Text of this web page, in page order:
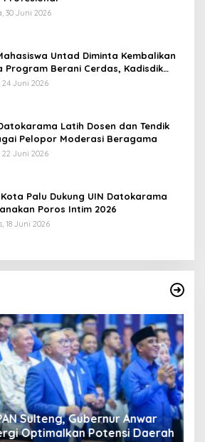
30 Juni 2026
Untad Diminta Kembalikan
Program Berani Cerdas, Kadisdik
Tidak Boleh Terima Beasiswa
24 Juni 2026
Latih Dosen dan Tendik
Pelopor Moderasi Beragama
22 Juni 2026
Palu Dukung UIN Datokarama
Poros Intim 2026
18 Juni 2026
Sulteng, Gubernur Anwar
Optimalkan Potensi Daerah